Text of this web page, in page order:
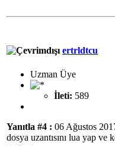
ertrldtcu
Uzman Üye
İleti: 589
Yanıtla #4 : 06 Ağustos
dosya uzantısını lua yap ve